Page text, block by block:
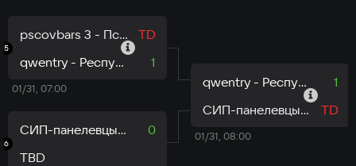
5
pscovbars 3 - Псковская область
TD
qwentry - Республика Саха
1
01/31, 07:00
6
СИП-панелевцы - Липецкая область
0
TBD
qwentry - Республика Саха
1
СИП-панелевцы - Липецкая область
TD
01/31, 08:00